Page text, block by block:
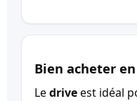
Bien acheter
Ledriveest idéal